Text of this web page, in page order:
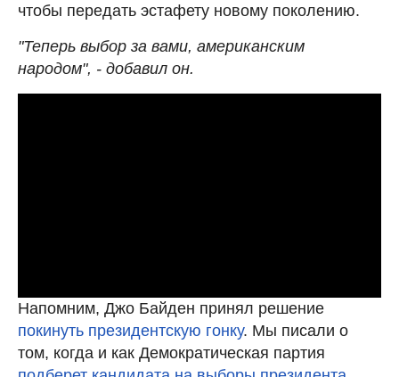
чтобы передать эстафету новому поколению.
"Теперь выбор за вами, американским
народом", - добавил он.
Напомним, Джо Байден принял решение
покинуть президентскую гонку. Мы писали о
том, когда и как Демократическая партия